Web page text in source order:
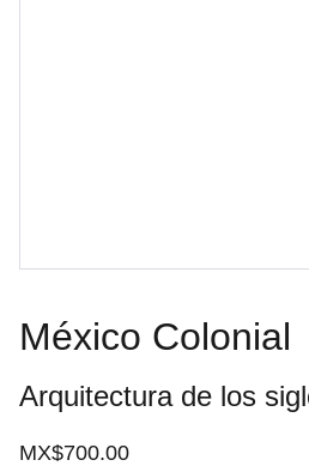
México Colonial
Arquitectura de los
MX$700.00